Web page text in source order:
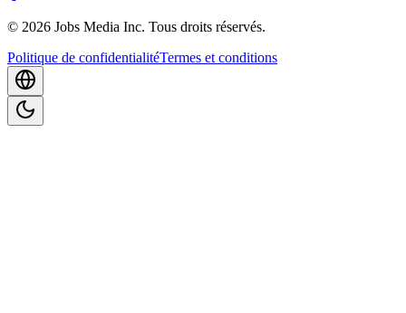
© 2026 Jobs Media Inc. Tous droits réservés.
Politique de confidentialitéTermes et conditions